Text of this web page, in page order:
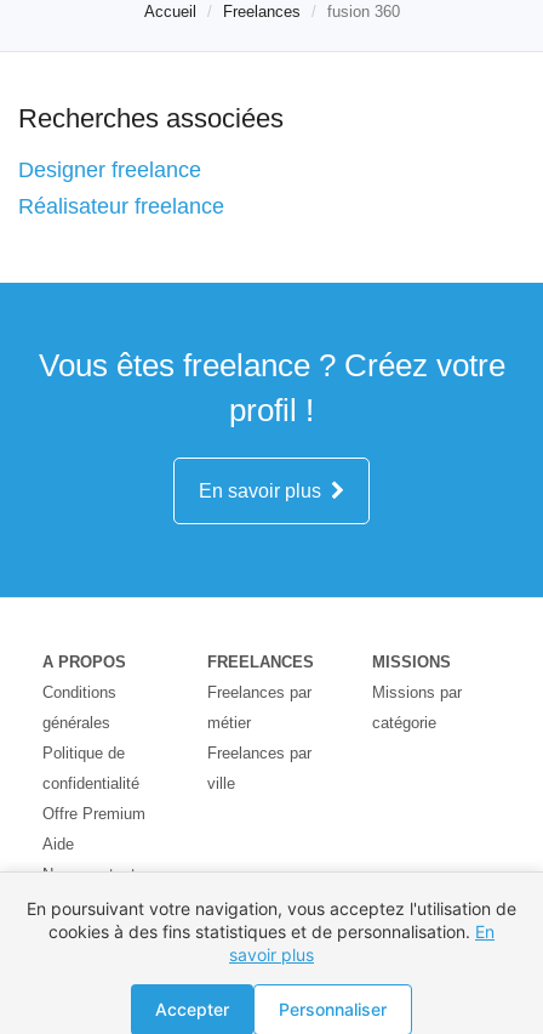
Accueil Freelances fusion 360
Recherches associées
Designer freelance
Réalisateur freelance
Vous êtes freelance ? Créez votre
profil !
En savoir plus
A PROPOS
Conditions
générales
Politique de
confidentialité
Offre Premium
Aide
Nous contacter
Avis des
utilisateurs
FREELANCES
Freelances par
métier
Freelances par
ville
MISSIONS
Missions par
catégorie
En poursuivant votre navigation, vous acceptez l'utilisation de
cookies à des fins statistiques et de personnalisation. En
savoir plus
Accepter Personnaliser